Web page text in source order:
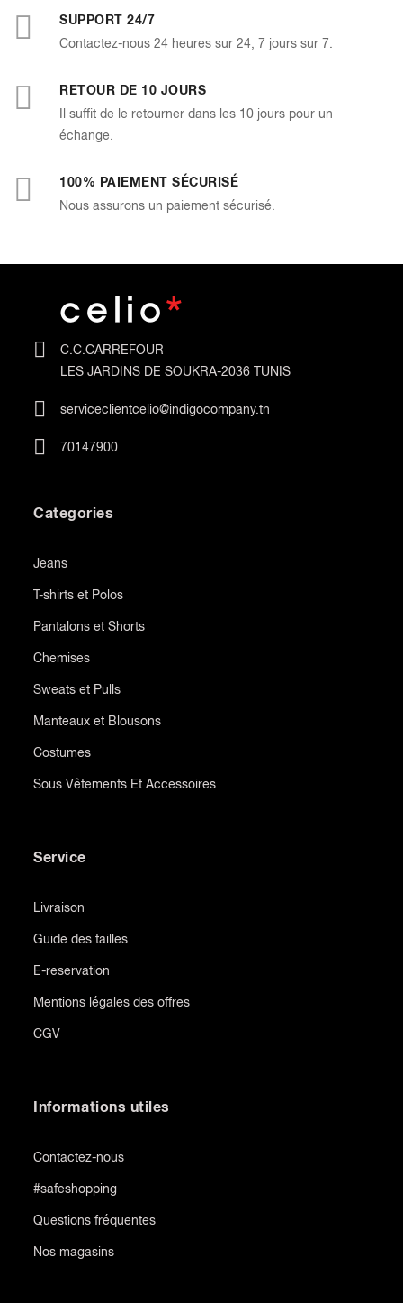
SUPPORT 24/7
Contactez-nous 24 heures sur 24, 7 jours sur 7.
RETOUR DE 10 JOURS
Il suffit de le retourner dans les 10 jours pour un
échange.
100% PAIEMENT SÉCURISÉ
Nous assurons un paiement sécurisé.
C.C.CARREFOUR
LES JARDINS DE SOUKRA-2036 TUNIS
serviceclientcelio@indigocompany.tn
70147900
Categories
Jeans
T-shirts et Polos
Pantalons et Shorts
Chemises
Sweats et Pulls
Manteaux et Blousons
Costumes
Sous Vêtements Et Accessoires
Service
Livraison
Guide des tailles
E-reservation
Mentions légales des offres
CGV
Informations utiles
Contactez-nous
#safeshopping
Questions fréquentes
Nos magasins